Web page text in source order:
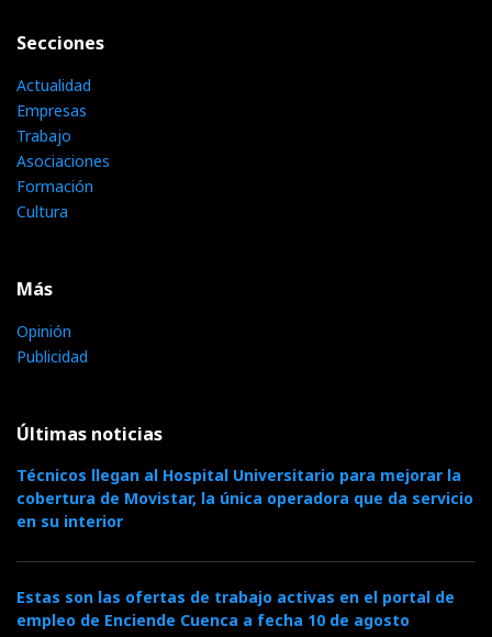
Secciones
Actualidad
Empresas
Trabajo
Asociaciones
Formación
Cultura
Más
Opinión
Publicidad
Últimas noticias
Técnicos llegan al Hospital Universitario para mejorar la
cobertura de Movistar, la única operadora que da servicio
en su interior
Estas son las ofertas de trabajo activas en el portal de
empleo de Enciende Cuenca a fecha 10 de agosto